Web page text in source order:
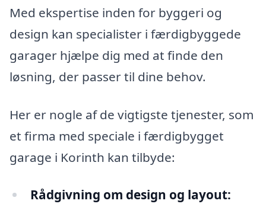
Med ekspertise inden for byggeri og
design kan specialister i færdigbyggede
garager hjælpe dig med at finde den
løsning, der passer til dine behov.
Her er nogle af de vigtigste tjenester, som
et firma med speciale i færdigbygget
garage i Korinth kan tilbyde:
Rådgivning om design og layout: